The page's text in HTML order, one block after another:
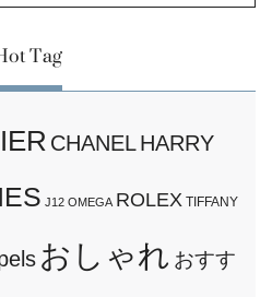
Tag
CHANELHARRY
J12 OMEGA ROLEX TIFFANY
おしゃれ おすす